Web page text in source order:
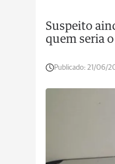
Suspeito
quem seria
Publicado: 21/06/